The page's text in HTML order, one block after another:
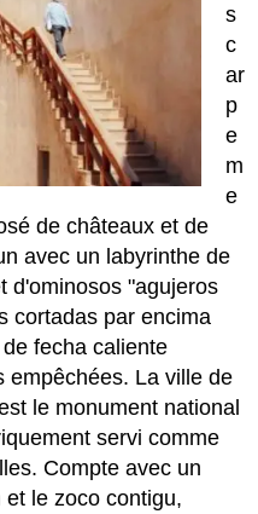
s
c
ar
p
e
m
e
de châteaux et de
avec un labyrinthe de
d'ominosos "agujeros
cortadas par encima
fecha caliente
empêchées. La ville de
le monument national
servi comme
Compte avec un
le zoco contigu,